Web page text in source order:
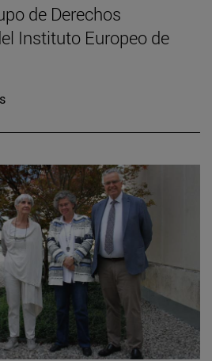
de Derechos
Instituto Europeo de